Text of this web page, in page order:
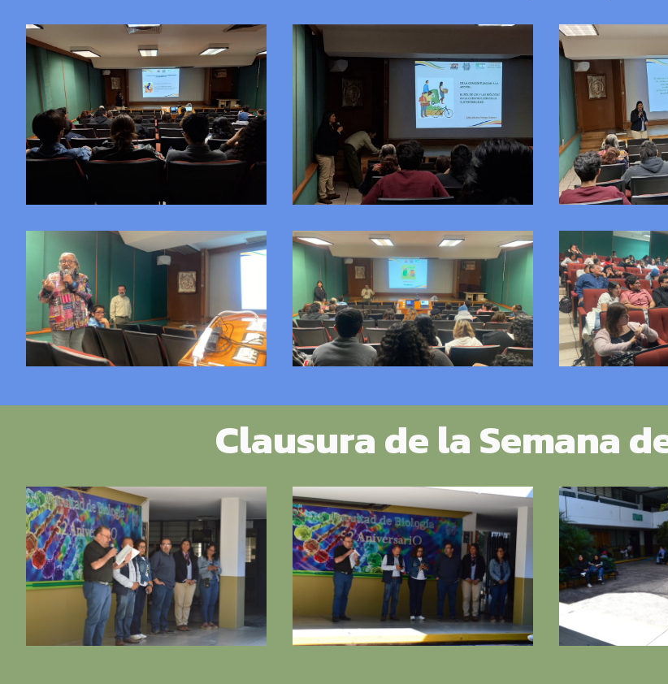
Clausura de la Semana